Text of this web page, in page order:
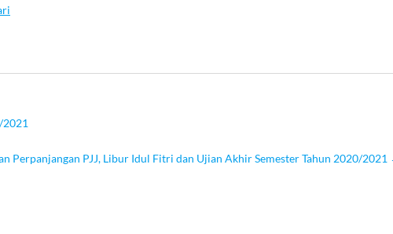
2021
Perpanjangan PJJ, Libur Idul Fitri dan Ujian Akhir Semester Tahun 2020/2021